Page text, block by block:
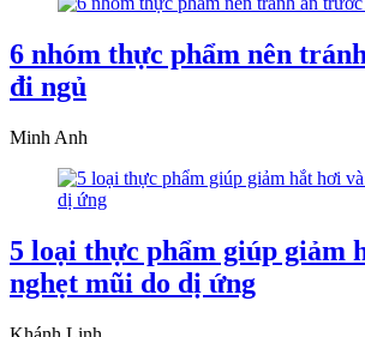
6 nhóm thực phẩm nên
đi ngủ
Minh Anh
5 loại thực phẩm giúp giảm
nghẹt mũi do dị ứng